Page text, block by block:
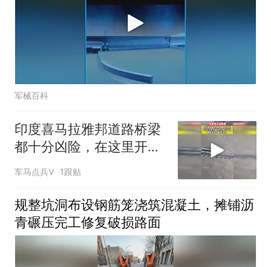
军械百科
印度喜马拉雅邦道路桥梁
都十分凶险，在这里开车
的司机艺高人胆大
车马点兵V 1跟贴
规整坑洞布设钢筋笼浇筑混凝土，摊铺沥
青碾压完工修复破损路面